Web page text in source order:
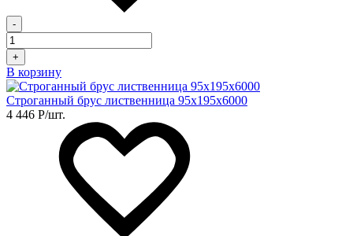
-
+
В корзину
Строганный брус лиственница 95х195х6000
4 446 Р/шт.